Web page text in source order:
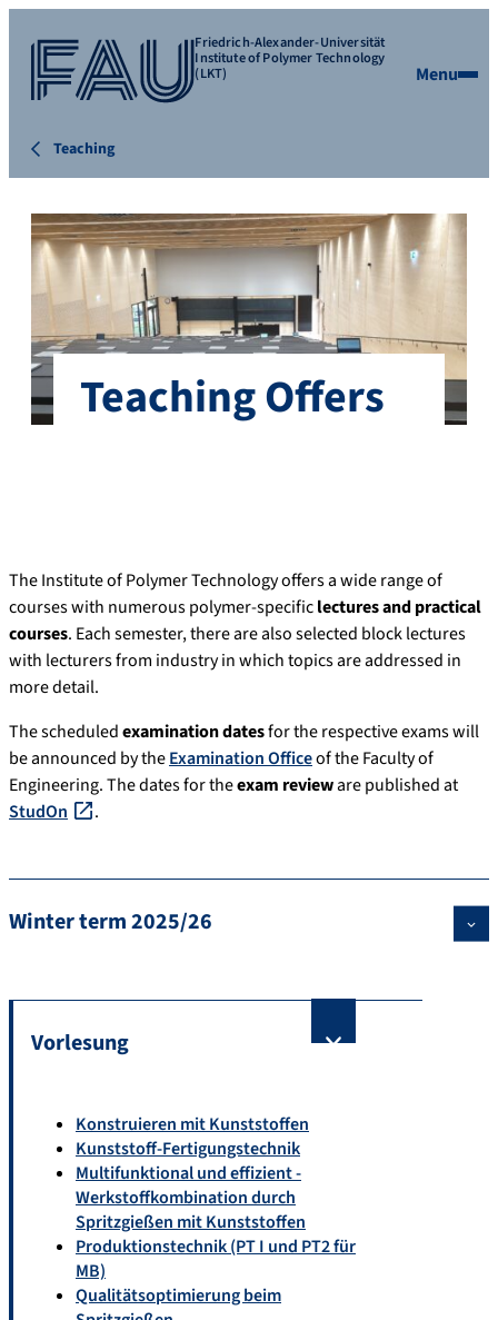
Friedrich-Alexander-Universität
Institute of Polymer Technology
(LKT) Menu
Teaching
Teaching Offers
The Institute of Polymer Technology offers a wide range of
courses with numerous polymer-specificlectures and practical
courses. Each semester, there are also selected block lectures
with lecturers from industry in which topics are addressed in
more detail.
The scheduledexamination datesfor the respective exams will
be announced by theExamination Officeof the Faculty of
Engineering. The dates for theexam revieware published at
StudOn
.
Winter term 2025/26
Vorlesung
Konstruieren mit Kunststoffen
Kunststoff-Fertigungstechnik
Multifunktional und effizient -
Werkstoffkombination durch
Spritzgießen mit Kunststoffen
Produktionstechnik (PT I und PT2 für
MB)
Qualitätsoptimierung beim